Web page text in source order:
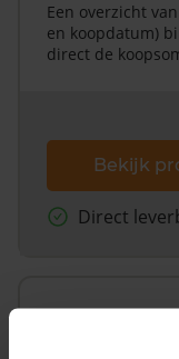
Een overzicht
en koopdatum)
direct de
Bekijk
Direct